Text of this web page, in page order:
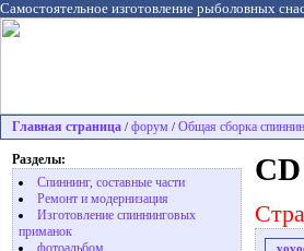
Самостоятельное изготовление рыболовных
Главная страница / форум / Общая сборка
Разделы:
Спиннинг, составные части
Ремонт и модернизация
Изготовление спиннинговых
приманок
фотоальбом